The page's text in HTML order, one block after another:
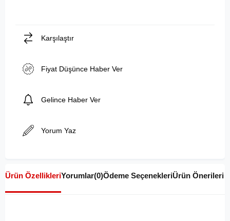
Karşılaştır
Fiyat Düşünce Haber Ver
Gelince Haber Ver
Yorum Yaz
Ürün ÖzellikleriYorumlar(0)Ödeme SeçenekleriÜrün Önerileri